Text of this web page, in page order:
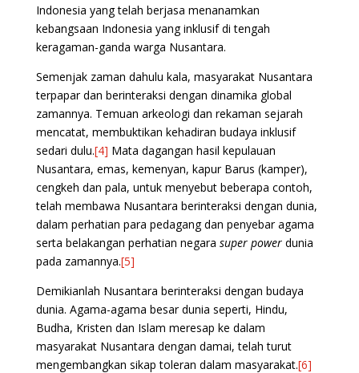
Indonesia yang telah berjasa menanamkan
kebangsaan Indonesia yang inklusif di tengah
keragaman-ganda warga Nusantara.
Semenjak zaman dahulu kala, masyarakat Nusantara
terpapar dan berinteraksi dengan dinamika global
zamannya. Temuan arkeologi dan rekaman sejarah
mencatat, membuktikan kehadiran budaya inklusif
sedari dulu.[4] Mata dagangan hasil kepulauan
Nusantara, emas, kemenyan, kapur Barus (kamper),
cengkeh dan pala, untuk menyebut beberapa contoh,
telah membawa Nusantara berinteraksi dengan dunia,
dalam perhatian para pedagang dan penyebar agama
serta belakangan perhatian negara super powerdunia
pada zamannya.[5]
Demikianlah Nusantara berinteraksi dengan budaya
dunia. Agama-agama besar dunia seperti, Hindu,
Budha, Kristen dan Islam meresap ke dalam
masyarakat Nusantara dengan damai, telah turut
mengembangkan sikap toleran dalam masyarakat.[6]